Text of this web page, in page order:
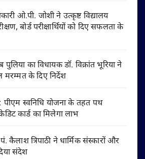
ओ.पी. जोशी ने उत्कृष्ट विद्यालय
बोर्ड परीक्षार्थियों को दिए सफलता के
का विधायक डॉ. विक्रांत भूरिया ने
मरम्मत के दिए निर्देश
पीएम स्वनिधि योजना के तहत पथ
कार्ड का मिलेगा लाभ
कैलाश त्रिपाठी ने धार्मिक संस्कारों और
संदेश